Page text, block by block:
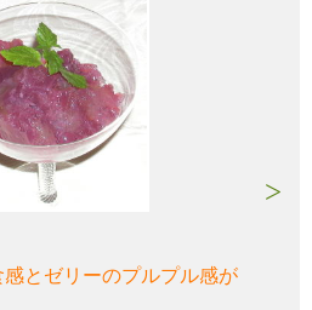
とゼリーのプルプル感が